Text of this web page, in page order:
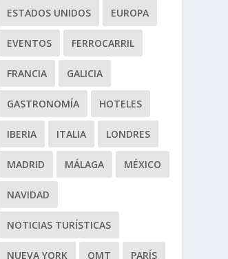
ESTADOS UNIDOS EUROPA
EVENTOS FERROCARRIL
FRANCIA GALICIA
GASTRONOMÍA HOTELES
IBERIA ITALIA LONDRES
MADRID MÁLAGA MÉXICO
NAVIDAD
NOTICIAS TURÍSTICAS
NUEVA YORK OMT PARÍS